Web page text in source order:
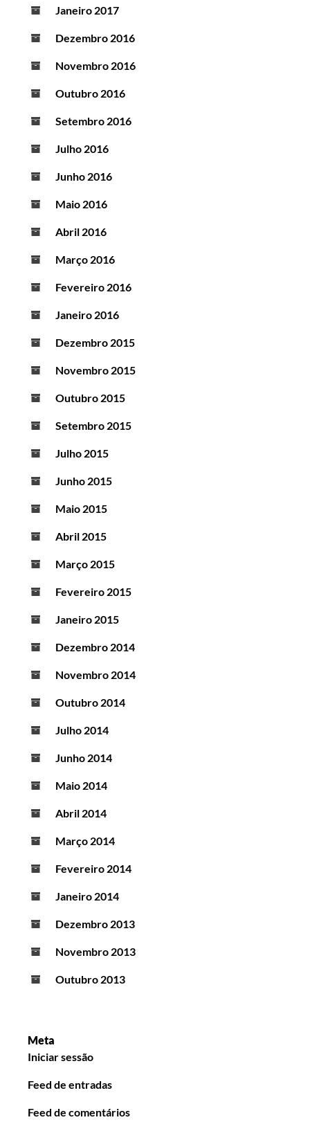
Janeiro 2017
Dezembro 2016
Novembro 2016
Outubro 2016
Setembro 2016
Julho 2016
Junho 2016
Maio 2016
Abril 2016
Março 2016
Fevereiro 2016
Janeiro 2016
Dezembro 2015
Novembro 2015
Outubro 2015
Setembro 2015
Julho 2015
Junho 2015
Maio 2015
Abril 2015
Março 2015
Fevereiro 2015
Janeiro 2015
Dezembro 2014
Novembro 2014
Outubro 2014
Julho 2014
Junho 2014
Maio 2014
Abril 2014
Março 2014
Fevereiro 2014
Janeiro 2014
Dezembro 2013
Novembro 2013
Outubro 2013
Meta
Iniciar sessão
Feed de entradas
Feed de comentários